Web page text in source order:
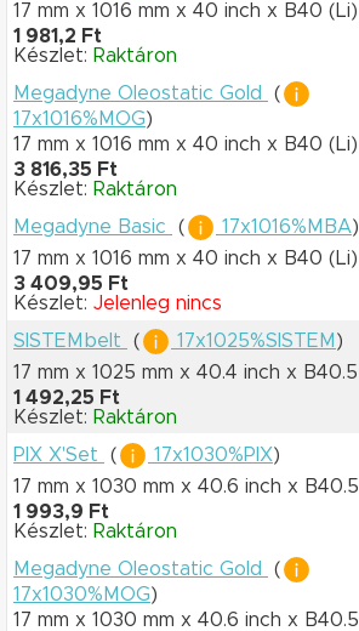
17 mm x 1016 mm x 40 inch x B40 (Li)
1 981,2 Ft
Készlet: Raktáron
Megadyne Oleostatic Gold
(
17x1016%MOG)
17 mm x 1016 mm x 40 inch x B40 (Li)
3 816,35 Ft
Készlet: Raktáron
Megadyne Basic
( 17x1016%MBA)
17 mm x 1016 mm x 40 inch x B40 (Li)
3 409,95 Ft
Készlet: Jelenleg nincs
SISTEMbelt
( 17x1025%SISTEM )
17 mm x 1025 mm x 40.4 inch x B40.5
1 492,25 Ft
Készlet: Raktáron
PIX X'Set
( 17x1030%PIX)
17 mm x 1030 mm x 40.6 inch x B40.5
1 993,9 Ft
Készlet: Raktáron
Megadyne Oleostatic Gold
(
17x1030%MOG)
17 mm x 1030 mm x 40.6 inch x B40.5